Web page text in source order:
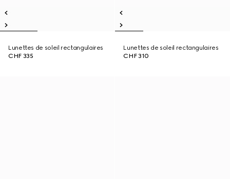
Lunettes de soleil rectangulaires
CHF 335
Lunettes de soleil rectangulaires
CHF 310